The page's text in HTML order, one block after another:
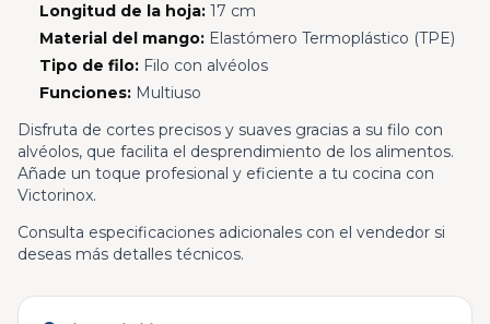
Longitud de la hoja:17 cm
Material del mango:Elastómero Termoplástico (TPE)
Tipo de filo:Filo con alvéolos
Funciones:Multiuso
Disfruta de cortes precisos y suaves gracias a su filo con
alvéolos, que facilita el desprendimiento de los alimentos.
Añade un toque profesional y eficiente a tu cocina con
Victorinox.
Consulta especificaciones adicionales con el vendedor si
deseas más detalles técnicos.